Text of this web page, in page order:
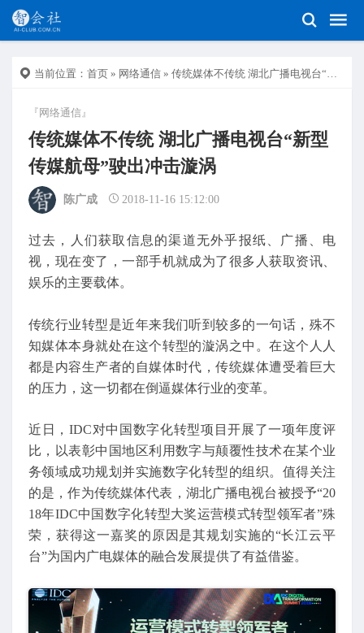
当前位置： 首页 » 网络通信 » 传统媒体不传统 湖北广播电视台“新型传媒航母”驶出冲击漩涡
『网络通信』
传统媒体不传统 湖北广播电视台“新型
传媒航母”驶出冲击漩涡
陈广成 2018-11-16 15:12:00
过去，人们获取信息的渠道无外乎报纸、广播、电
视，现在变了，一部手机就成为了很多人获取资讯、
娱乐的主要载体。
传统行业转型是近年来我们听到较多的一句话，殊不
知媒体本身就处在这个转型的漩涡之中。在这个人人
都是内容生产者的自媒体时代，传统媒体遭受着巨大
的压力，这一切都在倒逼媒体行业的变革。
近日，IDC对中国数字化转型项目开展了一项年度评
比，以表彰中国地区利用数字与颠覆性技术在某个业
务领域成功规划并实施数字化转型的组织。值得关注
的是，作为传统媒体代表，湖北广播电视台被授予“20
18年IDC中国数字化转型大奖运营模式转型领军者”殊
荣，获得这一嘉奖的原因是其规划实施的“长江云平
台”为国内广电媒体的融合发展提供了有益借鉴。